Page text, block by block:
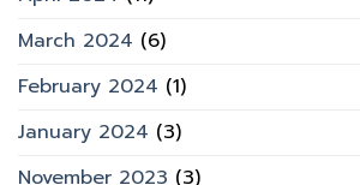
March 2024 (6)
February 2024 (1)
January 2024 (3)
November 2023 (3)